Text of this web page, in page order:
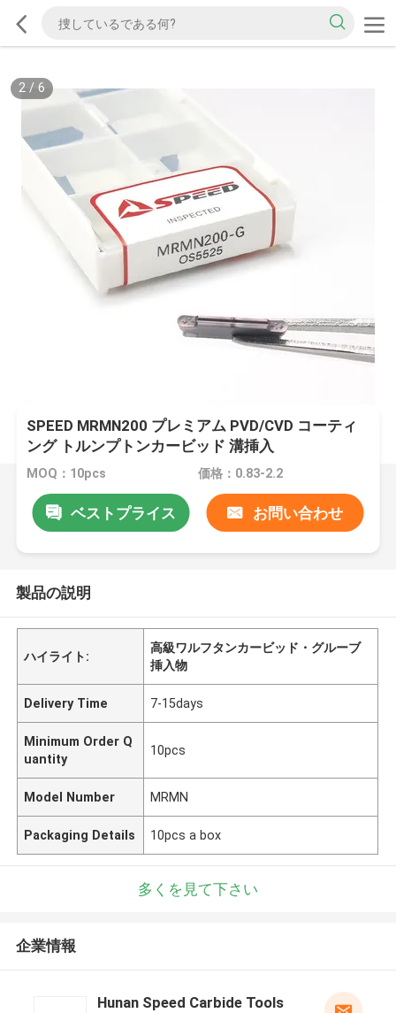
2/ 6
SPEED MRMN200 プレミアム PVD/CVD コーティ
ング トルンプトンカービッド 溝挿入
MOQ：10pcs 価格：0.83-2.2
ベストプライス お問い合わせ
製品の説明
ハイライト:
高級ワルフタンカービッド・グルーブ
挿入物
Delivery Time 7-15days
Minimum Order Q
uantity
10pcs
Model Number MRMN
Packaging Details 10pcs a box
多くを見て下さい
企業情報
Hunan Speed Carbide Tools